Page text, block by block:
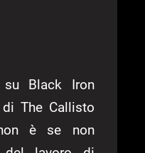
Black Iron
The Callisto
è se non